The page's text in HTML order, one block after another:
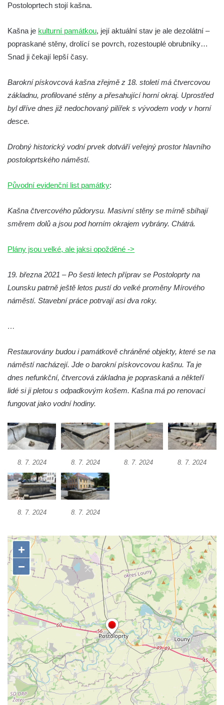
Českých Budějovicích
Otakara II. v Českých Budějovicích
Kašna na náměstí J. V. Kamarýta ve
Kašna na nádvoří za vstupem v ZOO
Leipzig
Kašna se sousoším medvíďat v ZOO
Kamenici
Kašna na náměstí Míru v Bochově
Duchcově
Kašna s reliéfem v Knížecí zahradě v
Kašna na náměstí Republiky v Duchcově
Kašna u sochy svatého Jakuba della Marca
Metují
Kašna v Sadech Československé armády v
Teplicích před budovou Kamenných lázní
Pamětní kašna přírodních léčivých zdrojů v
Fontána u Městského úřadu v Tanvaldu
Fontána před zámkem Nový Berštejn
Kašna na křižovatce v Cítolibech
Kašna na návsi ve Strupčicích
Studna u kostela Narození Panny Marie v
Kašna na Mírovém náměstí v Postoloprtech
Bývalá kašna u křižovatky v Mostecké ulici
před domem čp. 2150 v Litvínově
Kamenná nádrž na vodu před kostelem
svatých Šimona a Judy v Lipové u Šluknova
Kašna na náměstí ve Chřibské
Kašna v bývalém parku ve Sládkově ulici u
Domova seniorů v České Kamenici
Fontána u podchodu na konci promenády u
hlavního nádraží v Ústí nad Labem
Fontána se slunečními hodinami na
Postoloprtech stojí kašna.
Kašna je kulturní památkou, její aktuální stav je ale dezolátní –
popraskané stěny, drolící se povrch, rozestouplé obrubníky…
Snad ji čekají lepší časy.
Barokní pískovcová kašna zřejmě z 18. století má čtvercovou
základnu, profilované stěny a přesahující horní okraj. Uprostřed
byl dříve dnes již nedochovaný pilířek s vývodem vody v horní
desce.
Drobný historický vodní prvek dotváří veřejný prostor hlavního
postoloprtského náměstí.
Původní evidenční list památky:
Kašna čtvercového půdorysu. Masivní stěny se mírně sbíhají
směrem dolů a jsou pod horním okrajem vybrány. Chátrá.
Plány jsou velké, ale jaksi opožděné ->
19. března 2021 – Po šesti letech příprav se Postoloprty na
Lounsku patrně ještě letos pustí do velké proměny Mírového
náměstí. Stavební práce potrvají asi dva roky.
…
Restaurovány budou i památkově chráněné objekty, které se na
náměstí nacházejí. Jde o barokní pískovcovou kašnu. Ta je
dnes nefunkční, čtvercová základna je popraskaná a někteří
lidé si ji pletou s odpadkovým košem. Kašna má po renovaci
fungovat jako vodní hodiny.
8. 7. 2024 8. 7. 2024 8. 7. 2024 8. 7. 2024
8. 7. 2024 8. 7. 2024